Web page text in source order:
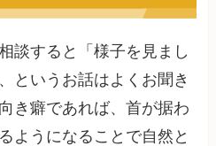
談すると「様子を見まし
というお話はよくお聞き
き癖であれば、首が据わ
ようになることで自然と